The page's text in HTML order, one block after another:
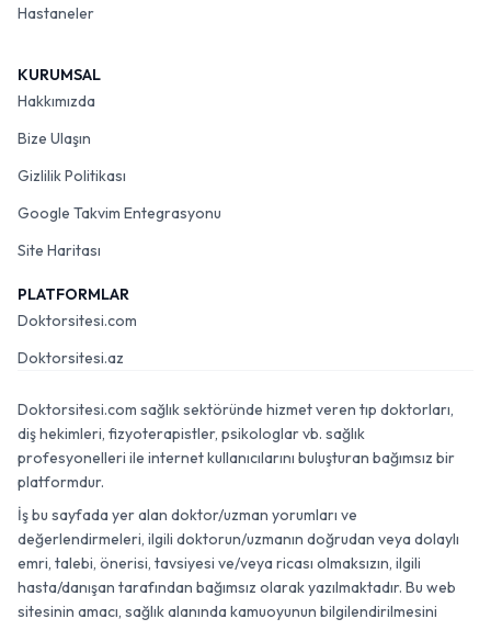
Hastaneler
KURUMSAL
Hakkımızda
Bize Ulaşın
Gizlilik Politikası
Google Takvim Entegrasyonu
Site Haritası
PLATFORMLAR
Doktorsitesi.com
Doktorsitesi.az
Doktorsitesi.com sağlık sektöründe hizmet veren tıp doktorları,
diş hekimleri, fizyoterapistler, psikologlar vb. sağlık
profesyonelleri ile internet kullanıcılarını buluşturan bağımsız bir
platformdur.
İş bu sayfada yer alan doktor/uzman yorumları ve
değerlendirmeleri, ilgili doktorun/uzmanın doğrudan veya dolaylı
emri, talebi, önerisi, tavsiyesi ve/veya ricası olmaksızın, ilgili
hasta/danışan tarafından bağımsız olarak yazılmaktadır. Bu web
sitesinin amacı, sağlık alanında kamuoyunun bilgilendirilmesini